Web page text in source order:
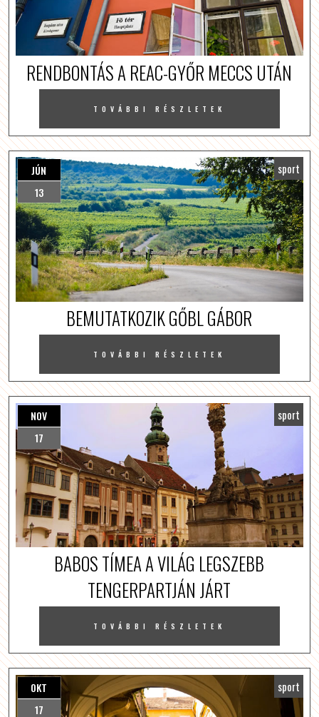
RENDBONTÁS A REAC-GYŐR MECCS UTÁN
TOVÁBBI RÉSZLETEK
JÚN
13
sport
BEMUTATKOZIK GŐBL GÁBOR
TOVÁBBI RÉSZLETEK
NOV
17
sport
BABOS TÍMEA A VILÁG LEGSZEBB
TENGERPARTJÁN JÁRT
TOVÁBBI RÉSZLETEK
OKT
17
sport